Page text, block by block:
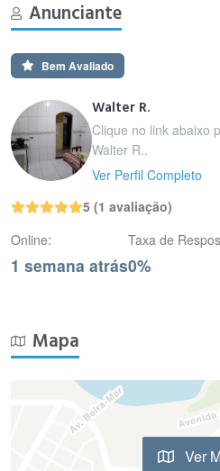
Anunciante
Bem Avaliado
Walter R.
Clique no link abaixo
Walter R..
Ver Perfil Completo
5 (1 avaliação)
Online:
1 semana atrás
Taxa de
0%
Mapa
Ver